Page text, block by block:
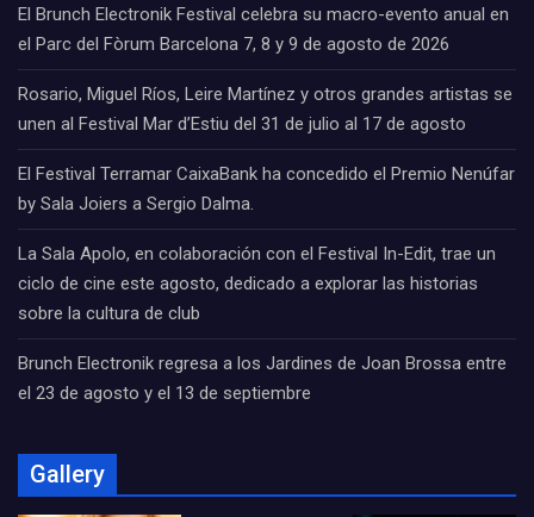
El Brunch Electronik Festival celebra su macro-evento anual en
el Parc del Fòrum Barcelona 7, 8 y 9 de agosto de 2026
Rosario, Miguel Ríos, Leire Martínez y otros grandes artistas se
unen al Festival Mar d’Estiu del 31 de julio al 17 de agosto
El Festival Terramar CaixaBank ha concedido el Premio Nenúfar
by Sala Joiers a Sergio Dalma.
La Sala Apolo, en colaboración con el Festival In-Edit, trae un
ciclo de cine este agosto, dedicado a explorar las historias
sobre la cultura de club
Brunch Electronik regresa a los Jardines de Joan Brossa entre
el 23 de agosto y el 13 de septiembre
Gallery